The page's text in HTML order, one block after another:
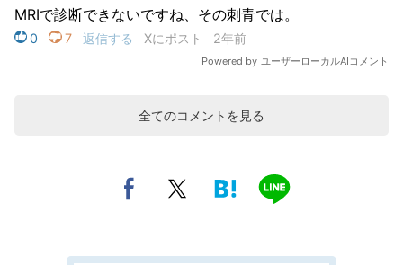
全てのコメントを見る